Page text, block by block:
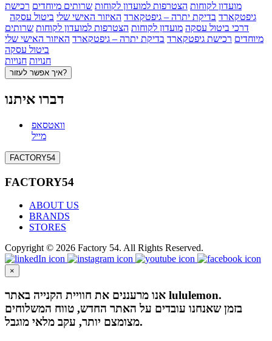
מועדון לקוחות הצטרפות למועדון לקוחות שרותים מיוחדים רכישת
גיפטקארד בדיקת יתרה – גיפטקארד האיזור האישי שלי ביטול עסקה
דרכי ביטול עסקה מועדון לקוחות הצטרפות למועדון לקוחות שרותים
מיוחדים רכישת גיפטקארד בדיקת יתרה – גיפטקארד האיזור האישי שלי
ביטול עסקה
חנויות חנויות
איך אפשר לעזור?
דברו איתנו
וואטסאפ
מייל
FACTORY54
FACTORY54
ABOUT US
BRANDS
STORES
Copyright © 2026 Factory 54. All Rights Reserved.
×
אנו מרעננים את חוויית הקנייה באתר lululemon.
בזמן שאנחנו עובדים על האתר החדש, טווח המשלוחים
מצומצם יותר, עקב מלאי מוגבל.